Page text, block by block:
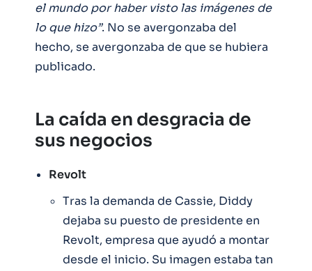
el mundo por haber visto las imágenes de
lo que hizo”. No se avergonzaba del
hecho, se avergonzaba de que se hubiera
publicado.
La caída en desgracia de
sus negocios
Revolt
Tras la demanda de Cassie, Diddy
dejaba su puesto de presidente en
Revolt, empresa que ayudó a montar
desde el inicio. Su imagen estaba tan